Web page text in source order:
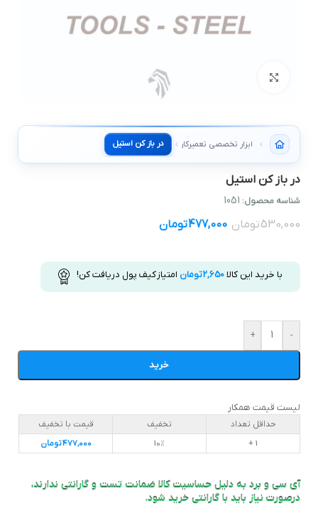
ابزار تخصصی تعمیرکار در باز کن استيل
در باز کن استيل
شناسه محصول: 1051
530,000تومان 477,000تومان
با خرید این کالا2,650تومان امتیاز کیف پول دریافت کن!
-
+
خرید
لیست قیمت همکار
حداقل تعداد تخفیف
قیمت با تخفیف
1 +
10%
477,000تومان
آی سی و برد به دلیل حساسیت کالا ضمانت تست و گارانتی ندارند،
درصورت نیاز باید با گارانتی خرید شود.